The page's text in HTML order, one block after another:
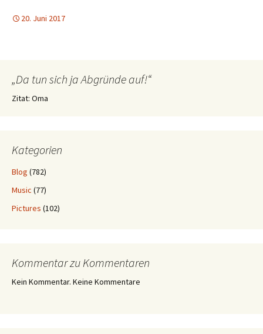
20. Juni 2017
„Da tun sich ja Abgründe auf!“
Zitat: Oma
Kategorien
Blog (782)
Music (77)
Pictures (102)
Kommentar zu Kommentaren
Kein Kommentar. Keine Kommentare